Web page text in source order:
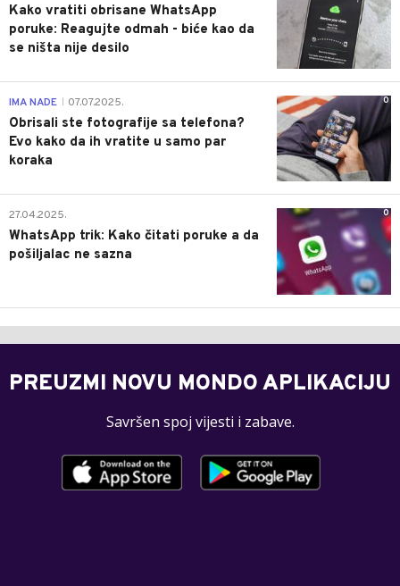
Kako vratiti obrisane WhatsApp
poruke: Reagujte odmah - biće kao da
se ništa nije desilo
0
IMA NADE 07.07.2025.
Obrisali ste fotografije sa telefona?
Evo kako da ih vratite u samo par
koraka
0
27.04.2025.
WhatsApp trik: Kako čitati poruke a da
pošiljalac ne sazna
PREUZMI NOVU MONDO APLIKACIJU
Savršen spoj vijesti i zabave.